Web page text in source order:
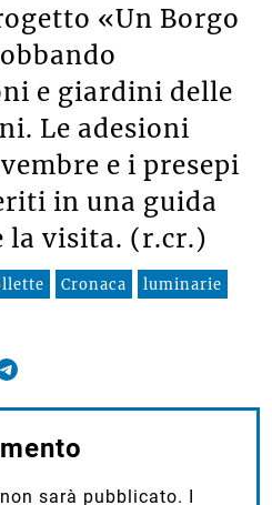
«Un Borgo
e giardini delle
Le adesioni
e i presepi
in una guida
la visita. (r.cr.)
Cronaca
luminarie
sarà pubblicato. I